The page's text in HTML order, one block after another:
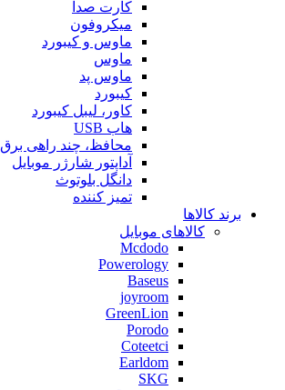
کارت صدا
میکروفون
ماوس و کیبورد
ماوس
ماوس پد
کیبورد
کاور، لیبل کیبورد
هاب USB
محافظ، چند راهی برق
آداپتور شارژر موبایل
دانگل بلوتوث
تمیز کننده
برند کالاها
کالاهای موبایل
Mcdodo
Powerology
Baseus
joyroom
GreenLion
Porodo
Coteetci
Earldom
SKG